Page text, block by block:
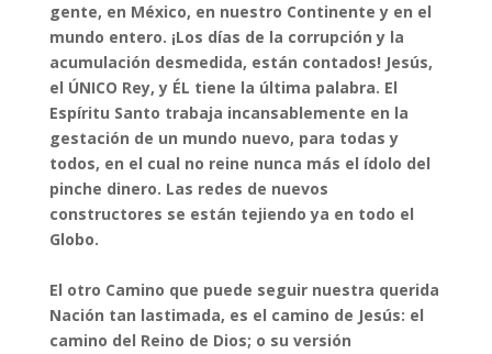
gente, en México, en nuestro Continente y en el
mundo entero. ¡Los días de la corrupción y la
acumulación desmedida, están contados! Jesús,
el ÚNICO Rey, y ÉL tiene la última palabra. El
Espíritu Santo trabaja incansablemente en la
gestación de un mundo nuevo, para todas y
todos, en el cual no reine nunca más el ídolo del
pinche dinero. Las redes de nuevos
constructores se están tejiendo ya en todo el
Globo.
El otro Camino que puede seguir nuestra querida
Nación tan lastimada, es el camino de Jesús: el
camino del Reino de Dios; o su versión